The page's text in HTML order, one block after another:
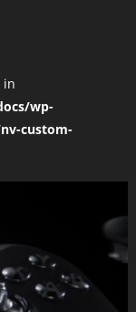
in
wp-
custom-